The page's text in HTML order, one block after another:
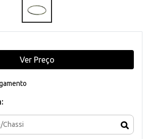
Ver Preço